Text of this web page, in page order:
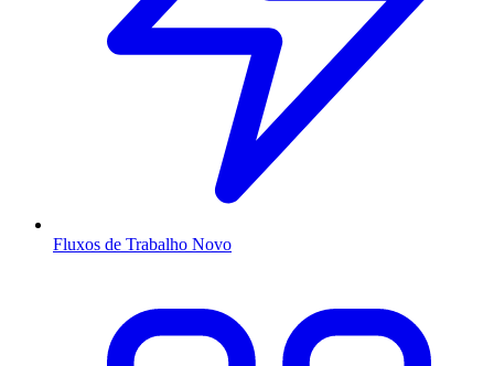
Fluxos de Trabalho Novo